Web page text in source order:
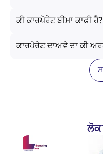
ਕੀ ਕਾਰਪੋਰੇਟ ਬੀਮਾ ਕਾਫ਼ੀ ਹੈ?
ਕਾਰਪੋਰੇਟ ਦਾਅਵੇ ਦਾ ਕੀ